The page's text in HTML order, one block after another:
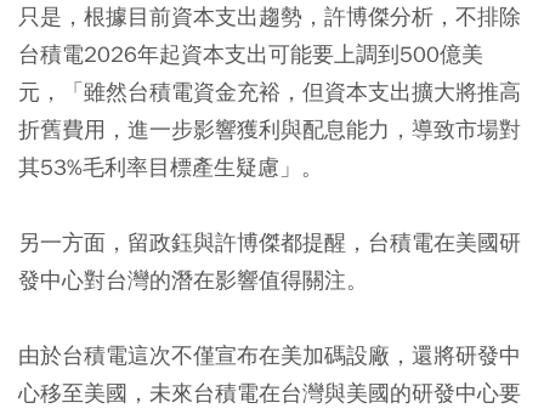
只是，根據目前資本支出趨勢，許博傑分析，不排除
台積電2026年起資本支出可能要上調到500億美
元，「雖然台積電資金充裕，但資本支出擴大將推高
折舊費用，進一步影響獲利與配息能力，導致市場對
其53%毛利率目標產生疑慮」。
另一方面，留政鈺與許博傑都提醒，台積電在美國研
發中心對台灣的潛在影響值得關注。
由於台積電這次不僅宣布在美加碼設廠，還將研發中
心移至美國，未來台積電在台灣與美國的研發中心要